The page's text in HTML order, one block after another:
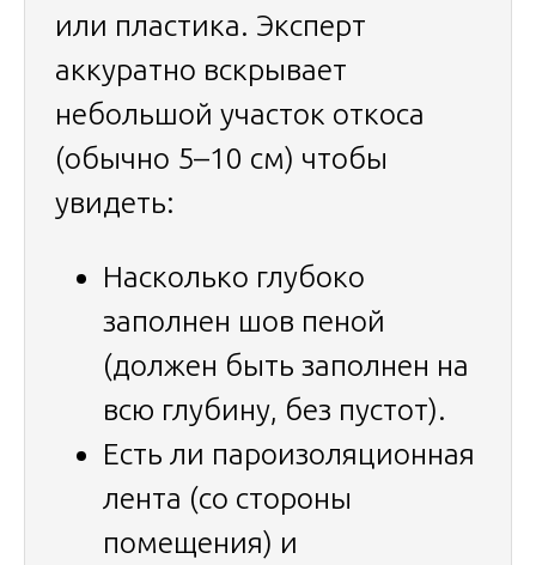
или пластика. Эксперт
аккуратно вскрывает
небольшой участок откоса
(обычно 5–10 см) чтобы
увидеть:
Насколько глубоко
заполнен шов пеной
(должен быть заполнен на
всю глубину, без пустот).
Есть ли пароизоляционная
лента (со стороны
помещения) и